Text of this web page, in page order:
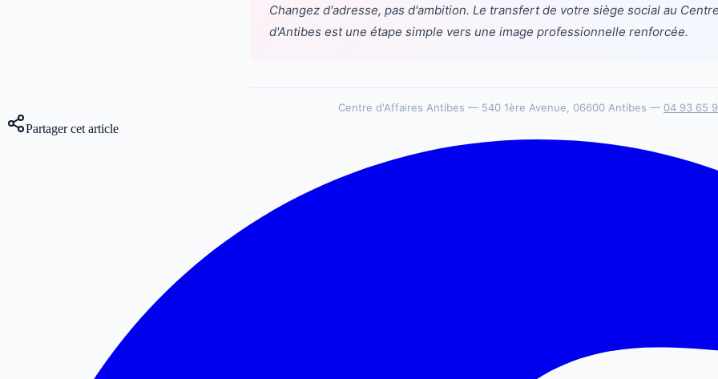
Changez d'adresse, pas d'ambition. Le transfert de votre siège social au
d'Antibes est une étape simple vers une image professionnelle renforcée.
Centre d'Affaires Antibes — 540 1ère Avenue, 06600 Antibes — 04 93 65
Partager cet article